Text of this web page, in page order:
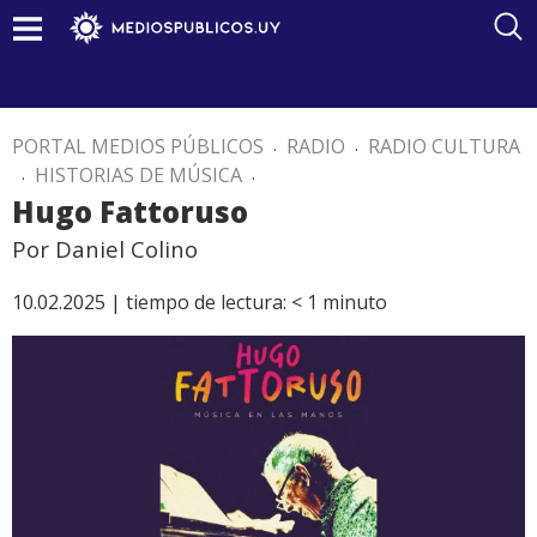
PORTAL MEDIOS PÚBLICOS . RADIO . RADIO CULTURA
. HISTORIAS DE MÚSICA .
Hugo Fattoruso
Por Daniel Colino
10.02.2025 | tiempo de lectura: < 1 minuto